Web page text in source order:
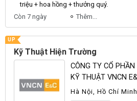
triệu + hoa hồng + thưởng quý.
Còn 7 ngày
Thêm...
UP
Kỹ Thuật Hiện Trường
CÔNG TY CỔ
KỸ THUẬT VNCN
CÔNG TY CP
Hà Nội, Hồ Chí